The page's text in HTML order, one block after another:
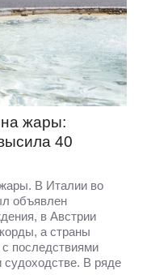
жары:
40
В Италии во
объявлен
в Австрии
а страны
последствиями
судоходстве. В ряде